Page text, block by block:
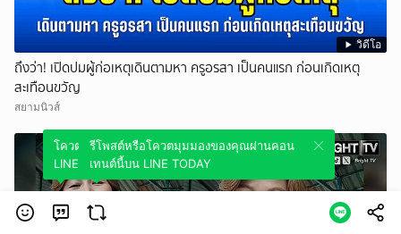
วิดีโอ
ถึงว่า! เปิดปมผู้ก่อเหตุเดินตามหา ครูอรสา เป็นคนแรก ก่อนเกิดเหตุ
สะเทือนขวัญ
สยามนิวส์
โควตมุมมองของคุณผ่านคอนเทนต์นี้บน
LINE TODAY
รีโพสต์หรือโควตมุมมองของคุณผ่านคอน
เทนต์นี้บน LINE TODAY